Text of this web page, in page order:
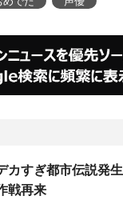
カすぎ都市伝説発
戦再来